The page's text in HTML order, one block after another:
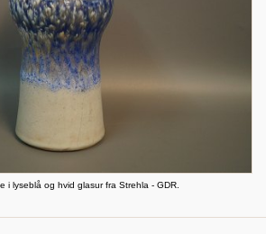
i lyseblå og hvid glasur fra Strehla - GDR.